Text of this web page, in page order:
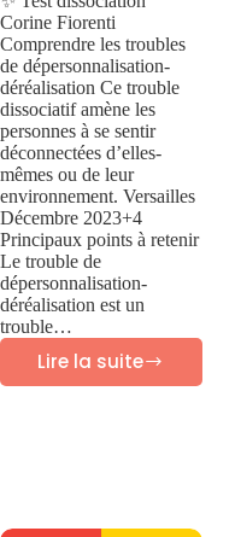
Corine Fiorenti
Comprendre les troubles
de dépersonnalisation-
déréalisation Ce trouble
dissociatif amène les
personnes à se sentir
déconnectées d’elles-
mêmes ou de leur
environnement. Versailles
Décembre 2023+4
Principaux points à retenir
Le trouble de
dépersonnalisation-
déréalisation est un
trouble…
Lire la suite
Comprendre